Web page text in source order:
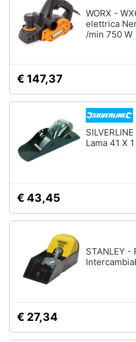
WORX -
elettrica
/min 750 W
€ 147,37
Lama 41 X
€ 43,45
STANLEY -
€ 27,34